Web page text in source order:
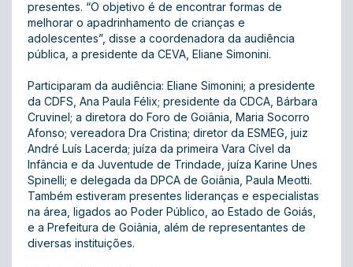
presentes. “O objetivo é de encontrar formas de
melhorar o apadrinhamento de crianças e
adolescentes”, disse a coordenadora da audiência
pública, a presidente da CEVA, Eliane Simonini.
Participaram da audiência: Eliane Simonini; a presidente
da CDFS, Ana Paula Félix; presidente da CDCA, Bárbara
Cruvinel; a diretora do Foro de Goiânia, Maria Socorro
Afonso; vereadora Dra Cristina; diretor da ESMEG, juiz
André Luís Lacerda; juíza da primeira Vara Cível da
Infância e da Juventude de Trindade, juíza Karine Unes
Spinelli; e delegada da DPCA de Goiânia, Paula Meotti.
Também estiveram presentes lideranças e especialistas
na área, ligados ao Poder Público, ao Estado de Goiás,
e a Prefeitura de Goiânia, além de representantes de
diversas instituições.